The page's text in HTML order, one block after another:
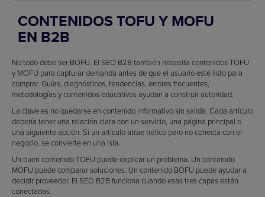
CONTENIDOS TOFU Y MOFU
EN B2B
No todo debe ser BOFU. El SEO B2B también necesita contenidos TOFU
y MOFU para capturar demanda antes de que el usuario esté listo para
comprar. Guías, diagnósticos, tendencias, errores frecuentes,
metodologías y contenidos educativos ayudan a construir autoridad.
La clave es no quedarse en contenido informativo sin salida. Cada artículo
debería tener una relación clara con un servicio, una página principal o
una siguiente acción. Si un artículo atrae tráfico pero no conecta con el
negocio, se convierte en una isla.
Un buen contenido TOFU puede explicar un problema. Un contenido
MOFU puede comparar soluciones. Un contenido BOFU puede ayudar a
decidir proveedor. El SEO B2B funciona cuando esas tres capas están
conectadas.